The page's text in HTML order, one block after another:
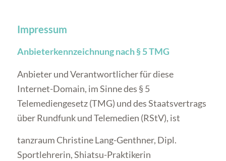
Impressum
Anbieterkennzeichnung nach § 5 TMG
Anbieter und Verantwortlicher für diese
Internet-Domain, im Sinne des § 5
Telemediengesetz (TMG) und des Staatsvertrags
über Rundfunk und Telemedien (RStV), ist
tanzraum Christine Lang-Genthner, Dipl.
Sportlehrerin, Shiatsu-Praktikerin